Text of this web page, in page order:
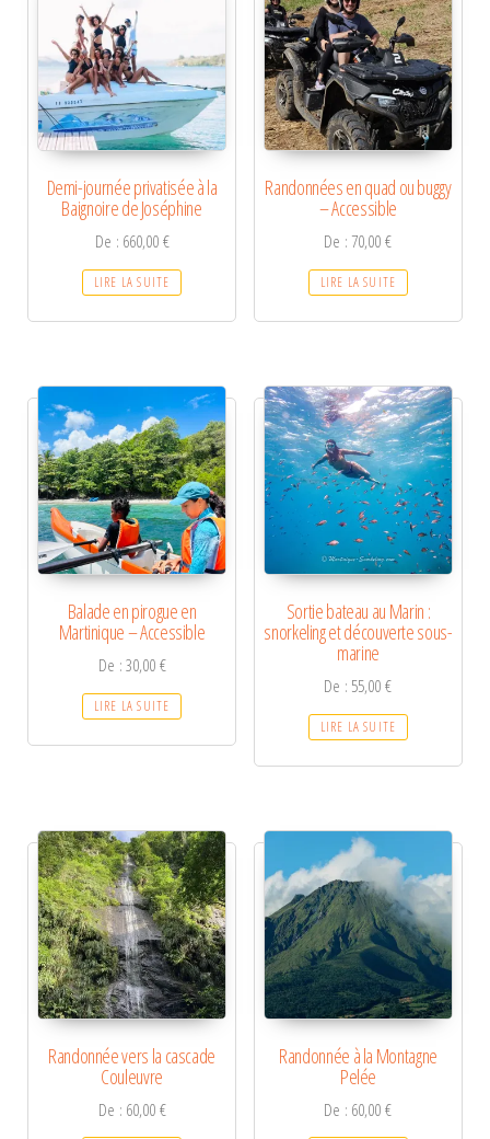
Demi-journée privatisée à la
Baignoire de Joséphine
De : 660,00€
LIRE LA SUITE
Randonnées en quad ou buggy
– Accessible
De : 70,00€
LIRE LA SUITE
Balade en pirogue en
Martinique – Accessible
De :30,00€
LIRE LA SUITE
Sortie bateau au Marin :
snorkeling et découverte sous-
marine
De : 55,00€
LIRE LA SUITE
Randonnée vers la cascade
Couleuvre
De : 60,00€
Randonnée à la Montagne
Pelée
De : 60,00€